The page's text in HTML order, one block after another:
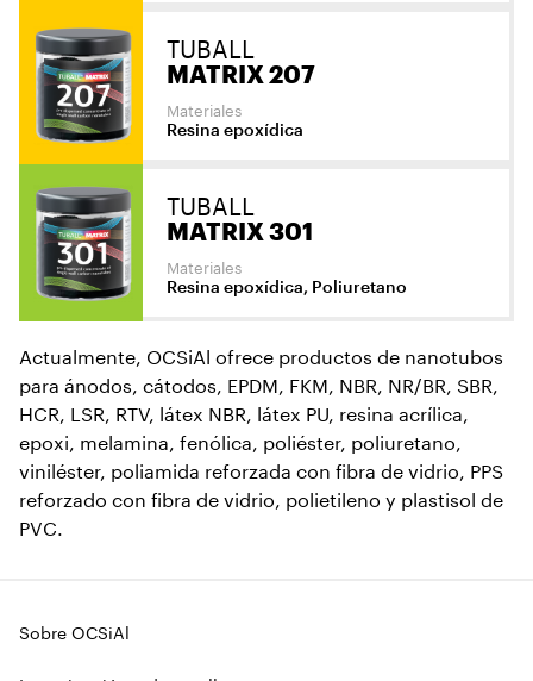
TUBALL
MATRIX 207
Materiales
Resina epoxídica
TUBALL
MATRIX 301
Materiales
Resina epoxídica, Poliuretano
Actualmente, OCSiAl ofrece productos de nanotubos
para ánodos, cátodos, EPDM, FKM, NBR, NR/BR, SBR,
HCR, LSR, RTV, látex NBR, látex PU, resina acrílica,
epoxi, melamina, fenólica, poliéster, poliuretano,
viniléster, poliamida reforzada con fibra de vidrio, PPS
reforzado con fibra de vidrio, polietileno y plastisol de
PVC.
Sobre OCSiAl